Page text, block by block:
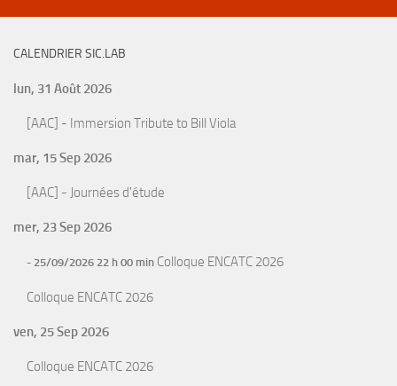
CALENDRIER SIC.LAB
lun, 31 Août 2026
[AAC] - Immersion Tribute to Bill Viola
mar, 15 Sep 2026
[AAC] - Journées d'étude
mer, 23 Sep 2026
- 25/09/2026 22 h 00 min Colloque ENCATC 2026
Colloque ENCATC 2026
ven, 25 Sep 2026
Colloque ENCATC 2026